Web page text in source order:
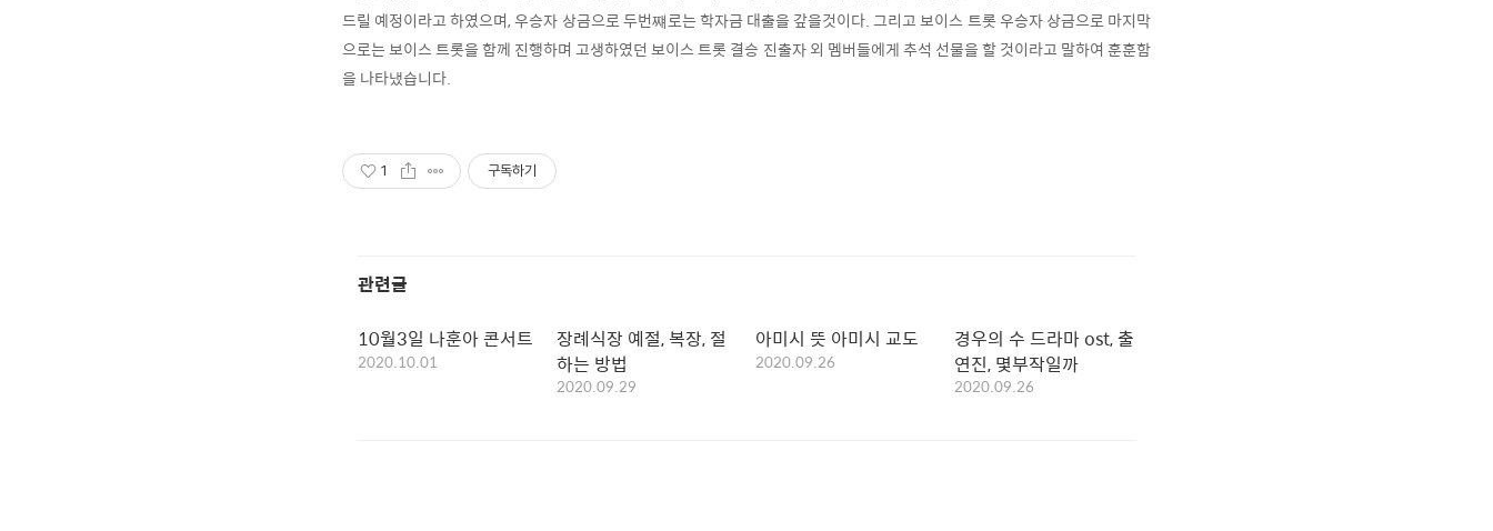
드릴 예정이라고 하였으며, 우승자 상금으로 두번쨰로는 학자금 대출을 갚을것이다. 그리고 보이스 트롯 우승자 상금으로 마지막
으로는 보이스 트롯을 함께 진행하며 고생하였던 보이스 트롯 결승 진출자 외 멤버들에게 추석 선물을 할 것이라고 말하여 훈훈함
을 나타냈습니다.
1 구독하기
관련글
10월3일 나훈아 콘서트
2020.10.01
장례식장 예절, 복장, 절
하는 방법
2020.09.29
아미시 뜻 아미시 교도
2020.09.26
경우의 수 드라마 ost, 출
연진, 몇부작일까
2020.09.26